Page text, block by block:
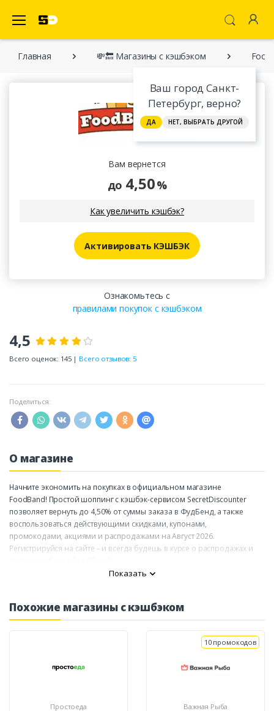
Ваш город Санкт-
Петербург, верно?
ДА НЕТ, ВЫБРАТЬ ДРУГОЙ
Главная 💸🔙 Магазины с кэшбэком
Вам вернется
до 4,50%
Как увеличить кэшбэк?
Активировать КЭШБЭК
Ознакомьтесь с
правилами покупок с кэшбэком
4,5
Всего оценок: 145 | Всего отзывов: 5
Поделиться:
О магазине
Начните экономить на покупках в официальном магазине
FoodBand! Простой шоппинг с кэшбэк-сервисом SecretDiscounter
позволяет вернуть до 4,50% от суммы заказа в ФудБенд, а также
воспользоваться действующими скидками, купонами,
промокодами, акциями и распродажами на Август 2026.
Регистрируйся на сайте – и всегда будешь в курсе о распродажах и
Показать
Похожие магазины с кэшбэком
Простоеда
10 промокодов
Важная Рыба